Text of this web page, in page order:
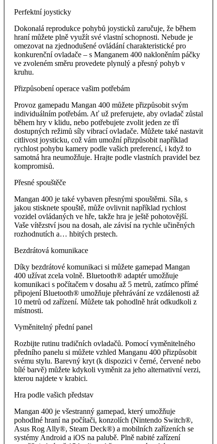
Perfektní joysticky
Dokonalá reprodukce pohybů joysticků zaručuje, že během
hraní můžete plně využít své vlastní schopnosti. Nebude je
omezovat na zjednodušené ovládání charakteristické pro
konkurenční ovladače – s Manganem 400 nakloněním páčky
ve zvoleném směru provedete plynulý a přesný pohyb v
kruhu.
Přizpůsobení operace vašim potřebám
Provoz gamepadu Mangan 400 můžete přizpůsobit svým
individuálním potřebám. Ať už preferujete, aby ovladač zůstal
během hry v klidu, nebo potřebujete zvolit jeden ze tří
dostupných režimů síly vibrací ovladače. Můžete také nastavit
citlivost joysticku, což vám umožní přizpůsobit například
rychlost pohybu kamery podle vašich preferencí, i když to
samotná hra neumožňuje. Hrajte podle vlastních pravidel bez
kompromisů.
Přesné spouštěče
Mangan 400 je také vybaven přesnými spouštěmi. Síla, s
jakou stisknete spouště, může ovlivnit například rychlost
vozidel ovládaných ve hře, takže hra je ještě pohotovější.
Vaše vítězství jsou na dosah, ale závisí na rychle učiněných
rozhodnutích a… hbitých prstech.
Bezdrátová komunikace
Díky bezdrátové komunikaci si můžete gamepad Mangan
400 užívat zcela volně. Bluetooth® adaptér umožňuje
komunikaci s počítačem v dosahu až 5 metrů, zatímco přímé
připojení Bluetooth® umožňuje přehrávání ze vzdálenosti až
10 metrů od zařízení. Můžete tak pohodlně hrát odkudkoli z
místnosti.
Vyměnitelný přední panel
Rozbijte rutinu tradičních ovladačů. Pomocí vyměnitelného
předního panelu si můžete vzhled Manganu 400 přizpůsobit
svému stylu. Barevný kryt (k dispozici v černé, červené nebo
bílé barvě) můžete kdykoli vyměnit za jeho alternativní verzi,
kterou najdete v krabici.
Hra podle vašich představ
Mangan 400 je všestranný gamepad, který umožňuje
pohodlné hraní na počítači, konzolích (Nintendo Switch®,
Asus Rog Ally®, Steam Deck®) a mobilních zařízeních se
systémy Android a iOS na palubě. Plně nabité zařízení